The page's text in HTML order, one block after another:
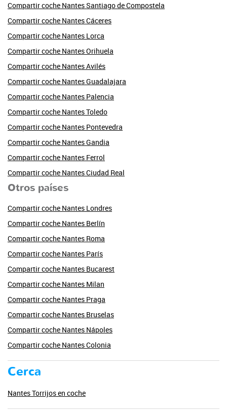
Compartir coche Nantes Santiago de Compostela
Compartir coche Nantes Cáceres
Compartir coche Nantes Lorca
Compartir coche Nantes Orihuela
Compartir coche Nantes Avilés
Compartir coche Nantes Guadalajara
Compartir coche Nantes Palencia
Compartir coche Nantes Toledo
Compartir coche Nantes Pontevedra
Compartir coche Nantes Gandia
Compartir coche Nantes Ferrol
Compartir coche Nantes Ciudad Real
Otros países
Compartir coche Nantes Londres
Compartir coche Nantes Berlín
Compartir coche Nantes Roma
Compartir coche Nantes París
Compartir coche Nantes Bucarest
Compartir coche Nantes Milan
Compartir coche Nantes Praga
Compartir coche Nantes Bruselas
Compartir coche Nantes Nápoles
Compartir coche Nantes Colonia
Cerca
Nantes Torrijos en coche